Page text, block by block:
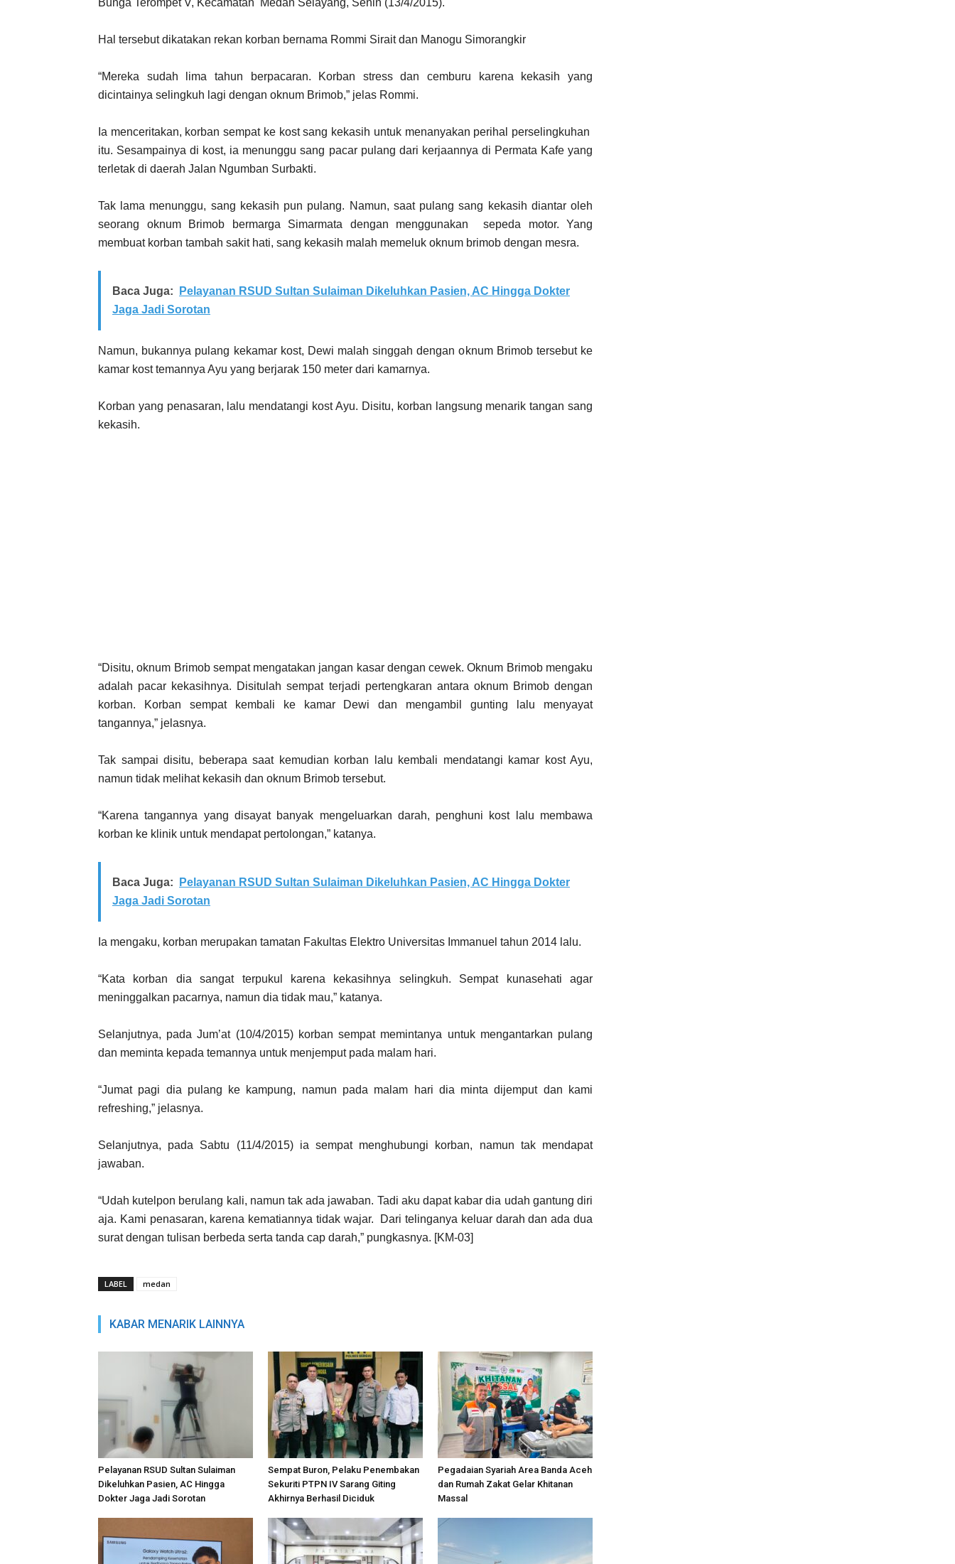
Bunga Terompet V, Kecamatan Medan Selayang, Senin (13/4/2015).
Hal tersebut dikatakan rekan korban bernama Rommi Sirait dan Manogu Simorangkir
“Mereka sudah lima tahun berpacaran. Korban stress dan cemburu karena kekasih yang
dicintainya selingkuh lagi dengan oknum Brimob,” jelas Rommi.
Ia menceritakan, korban sempat ke kost sang kekasih untuk menanyakan perihal perselingkuhan
itu. Sesampainya di kost, ia menunggu sang pacar pulang dari kerjaannya di Permata Kafe yang
terletak di daerah Jalan Ngumban Surbakti.
Tak lama menunggu, sang kekasih pun pulang. Namun, saat pulang sang kekasih diantar oleh
seorang oknum Brimob bermarga Simarmata dengan menggunakan sepeda motor. Yang
membuat korban tambah sakit hati, sang kekasih malah memeluk oknum brimob dengan mesra.
Baca Juga:
Pelayanan RSUD Sultan Sulaiman Dikeluhkan Pasien, AC Hingga Dokter
Jaga Jadi Sorotan
Namun, bukannya pulang kekamar kost, Dewi malah singgah dengan oknum Brimob tersebut ke
kamar kost temannya Ayu yang berjarak 150 meter dari kamarnya.
Korban yang penasaran, lalu mendatangi kost Ayu. Disitu, korban langsung menarik tangan sang
kekasih.
“Disitu, oknum Brimob sempat mengatakan jangan kasar dengan cewek. Oknum Brimob mengaku
adalah pacar kekasihnya. Disitulah sempat terjadi pertengkaran antara oknum Brimob dengan
korban. Korban sempat kembali ke kamar Dewi dan mengambil gunting lalu menyayat
tangannya,” jelasnya.
Tak sampai disitu, beberapa saat kemudian korban lalu kembali mendatangi kamar kost Ayu,
namun tidak melihat kekasih dan oknum Brimob tersebut.
“Karena tangannya yang disayat banyak mengeluarkan darah, penghuni kost lalu membawa
korban ke klinik untuk mendapat pertolongan,” katanya.
Baca Juga:
Pelayanan RSUD Sultan Sulaiman Dikeluhkan Pasien, AC Hingga Dokter
Jaga Jadi Sorotan
Ia mengaku, korban merupakan tamatan Fakultas Elektro Universitas Immanuel tahun 2014 lalu.
“Kata korban dia sangat terpukul karena kekasihnya selingkuh. Sempat kunasehati agar
meninggalkan pacarnya, namun dia tidak mau,” katanya.
Selanjutnya, pada Jum’at (10/4/2015) korban sempat memintanya untuk mengantarkan pulang
dan meminta kepada temannya untuk menjemput pada malam hari.
“Jumat pagi dia pulang ke kampung, namun pada malam hari dia minta dijemput dan kami
refreshing,” jelasnya.
Selanjutnya, pada Sabtu (11/4/2015) ia sempat menghubungi korban, namun tak mendapat
jawaban.
“Udah kutelpon berulang kali, namun tak ada jawaban. Tadi aku dapat kabar dia udah gantung diri
aja. Kami penasaran, karena kematiannya tidak wajar. Dari telinganya keluar darah dan ada dua
surat dengan tulisan berbeda serta tanda cap darah,” pungkasnya. [KM-03]
LABEL medan
KABAR MENARIK LAINNYA
Pelayanan RSUD Sultan Sulaiman
Dikeluhkan Pasien, AC Hingga
Dokter Jaga Jadi Sorotan
Sempat Buron, Pelaku Penembakan
Sekuriti PTPN IV Sarang Giting
Akhirnya Berhasil Diciduk
Pegadaian Syariah Area Banda Aceh
dan Rumah Zakat Gelar Khitanan
Massal